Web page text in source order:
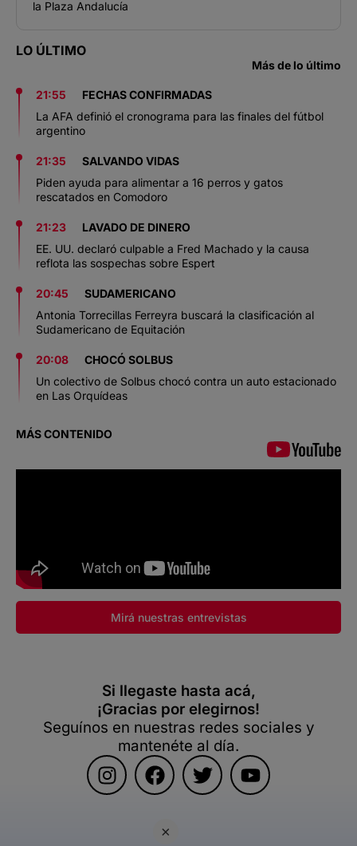
×
la Plaza Andalucía
LO ÚLTIMO
Más de lo último
21:55
FECHAS CONFIRMADAS
La AFA definió el cronograma para las finales del fútbol
argentino
21:35
SALVANDO VIDAS
Piden ayuda para alimentar a 16 perros y gatos
rescatados en Comodoro
21:23
LAVADO DE DINERO
EE. UU. declaró culpable a Fred Machado y la causa
reflota las sospechas sobre Espert
20:45
SUDAMERICANO
Antonia Torrecillas Ferreyra buscará la clasificación al
Sudamericano de Equitación
20:08
CHOCÓ SOLBUS
Un colectivo de Solbus chocó contra un auto estacionado
en Las Orquídeas
MÁS CONTENIDO
Mirá nuestras entrevistas
Si llegaste hasta acá,
¡Gracias por elegirnos!
Seguínos en nuestras redes sociales y
mantenéte al día.